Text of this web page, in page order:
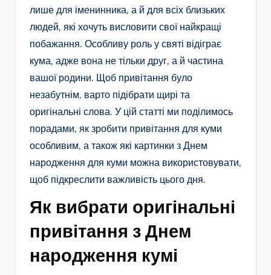
лише для іменинника, а й для всіх близьких
людей, які хочуть висловити свої найкращі
побажання. Особливу роль у святі відіграє
кума, адже вона не тільки друг, а й частина
вашої родини. Щоб привітання було
незабутнім, варто підібрати щирі та
оригінальні слова. У цій статті ми поділимось
порадами, як зробити привітання для куми
особливим, а також які картинки з Днем
народження для куми можна використовувати,
щоб підкреслити важливість цього дня.
Як вибрати оригінальні
привітання з Днем
народження кумі